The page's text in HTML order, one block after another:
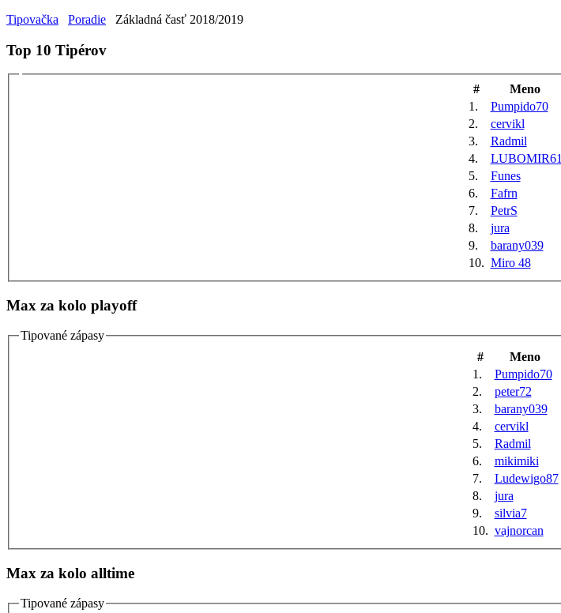
Tipovačka
Poradie Základná časť 2018/2019
Top 10 Tipérov
# Meno
1.
Pumpido70
2.
cervikl
3.
Radmil
4.
LUBOMIR61
5.
Funes
6.
Fafrn
7.
PetrS
8.
jura
9.
barany039
10. Miro 48
Max za kolo playoff
Tipované zápasy
#
Meno
1.
Pumpido70
2.
peter72
3.
barany039
4.
cervikl
5.
Radmil
6.
mikimiki
7.
Ludewigo87
8.
jura
9.
silvia7
10. vajnorcan
Max za kolo alltime
Tipované zápasy